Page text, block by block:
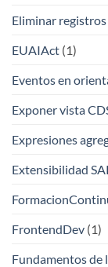
Eliminar
EUAIAct (1)
Eventos en
Exponer vista
Expresiones
Extensibilidad
FrontendDev (1)
Fundamentos de